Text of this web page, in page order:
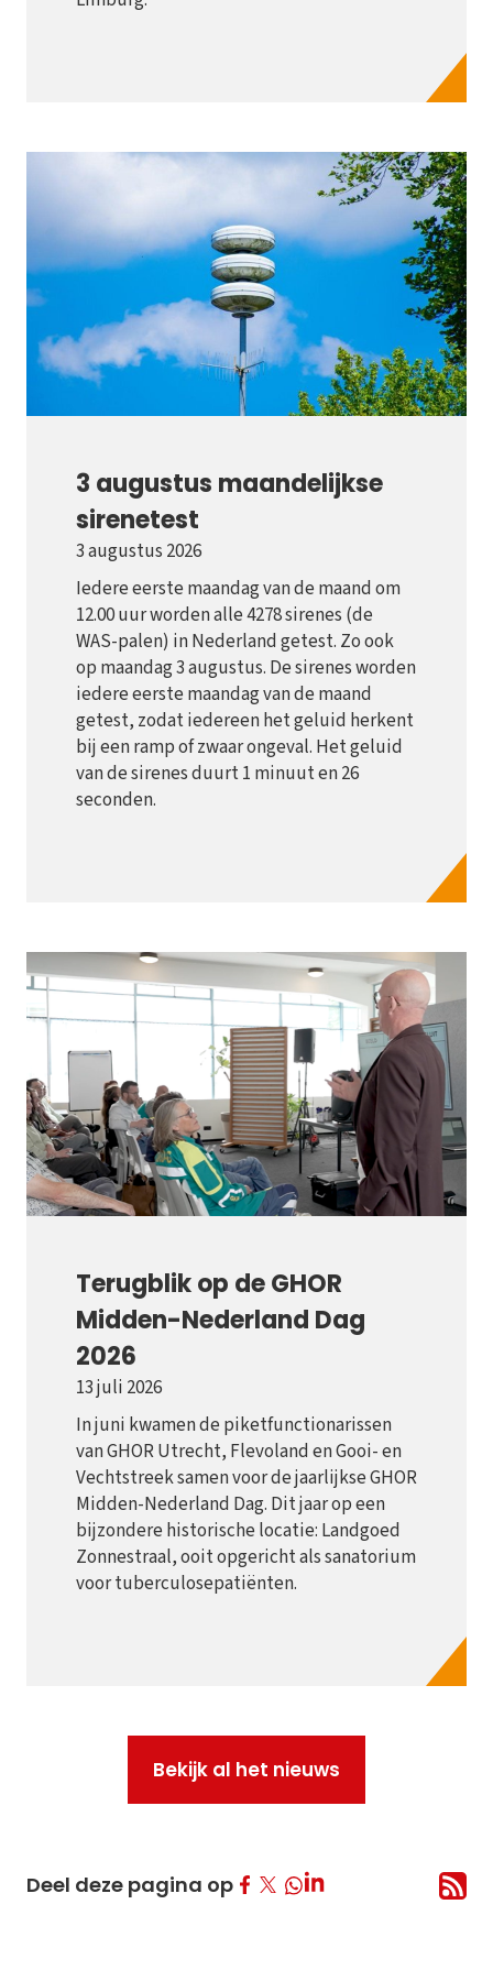
3 augustus maandelijkse
sirenetest
3 augustus 2026
Iedere eerste maandag van de maand om
12.00 uur worden alle 4278 sirenes (de
WAS-palen) in Nederland getest. Zo ook
op maandag 3 augustus. De sirenes worden
iedere eerste maandag van de maand
getest, zodat iedereen het geluid herkent
bij een ramp of zwaar ongeval. Het geluid
van de sirenes duurt 1 minuut en 26
seconden.
Terugblik op de GHOR
Midden-Nederland Dag
2026
13 juli 2026
In juni kwamen de piketfunctionarissen
van GHOR Utrecht, Flevoland en Gooi- en
Vechtstreek samen voor de jaarlijkse GHOR
Midden-Nederland Dag. Dit jaar op een
bijzondere historische locatie: Landgoed
Zonnestraal, ooit opgericht als sanatorium
voor tuberculosepatiënten.
Bekijk al het nieuws
Deel deze pagina opDeel op Facebook
Deel op Twitter
Deel op Whatsapp
Deel op LinkedIn